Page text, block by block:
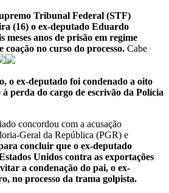
Tribunal Federal (STF)
(16) o ex-deputado Eduardo
meses anos de prisão em regime
coação no curso do processo. Cabe
o ex-deputado foi condenado a oito
perda do cargo de escrivão da Polícia
concordou com a acusação
Geral da República (PGR) e
concluir que o ex-deputado
Unidos contra as exportações
a condenação do pai, o ex-
no processo da trama golpista.